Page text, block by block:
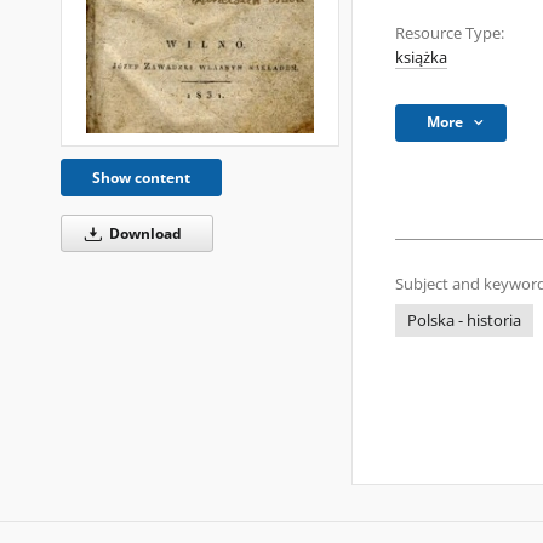
Show content
Download
Resource Type:
książka
More
Subject and
Polska - historia